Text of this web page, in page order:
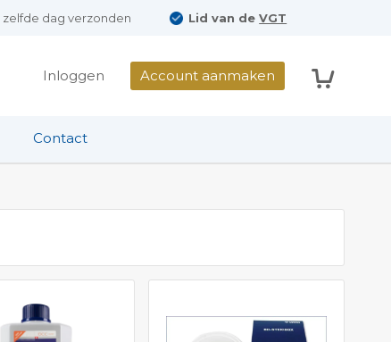
zelfde dag verzonden Lid van deVGT
Inloggen Account aanmaken
Contact